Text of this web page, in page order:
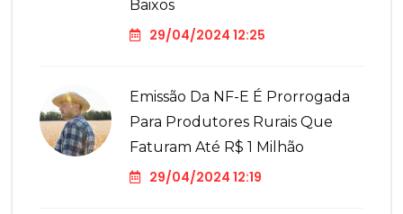
Baixos
29/04/2024 12:25
Emissão Da NF-E É Prorrogada
Para Produtores Rurais Que
Faturam Até R$ 1 Milhão
29/04/2024 12:19